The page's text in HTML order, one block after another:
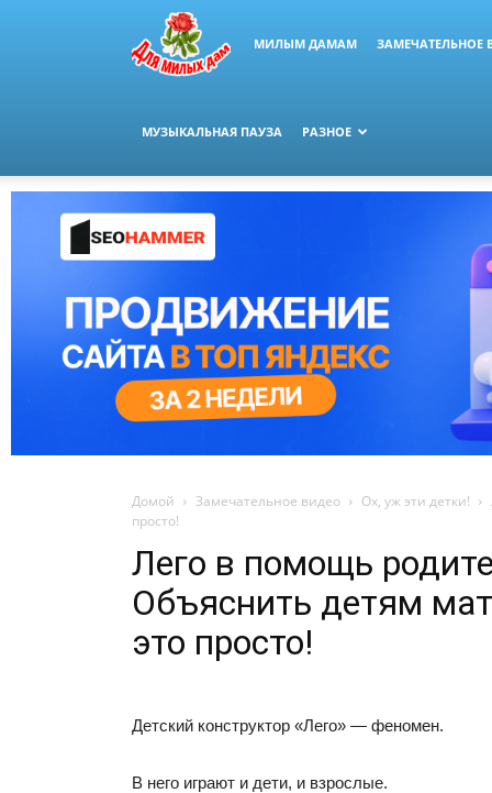
МИЛЫМ ДАМАМ ЗАМЕЧАТЕЛЬНОЕ
МУЗЫКАЛЬНАЯ ПАУЗА РАЗНОЕ
Домой Замечательное видео Ох, уж эти детки!
просто!
Лего в помощь
Объяснить детям
это просто!
Детский конструктор «Лего» — феномен.
В него играют и дети, и взрослые.